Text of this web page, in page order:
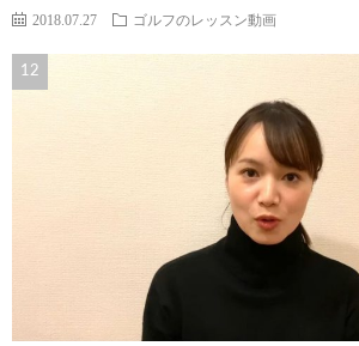
2018.07.27 ゴルフのレッスン動画